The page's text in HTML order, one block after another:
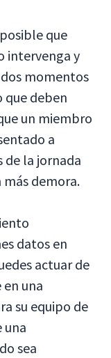
que
intervenga y
momentos
que deben
un miembro
a
de la jornada
demora.
datos en
actuar de
una
su equipo de
una
sea